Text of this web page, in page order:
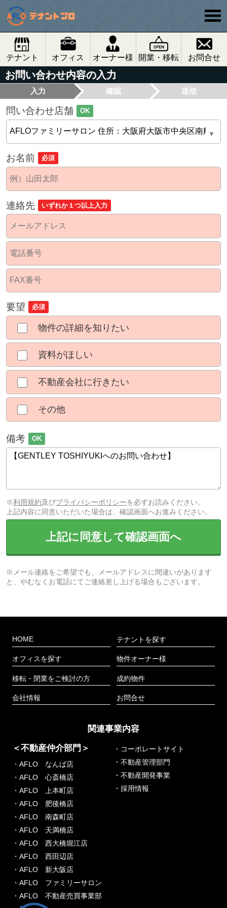
テナント オフィス オーナー様 開業・移転 お問合せ
お問い合わせ内容の入力
入力 確認 送信
問い合わせ店舗 OK
お名前 必須
連絡先 いずれか１つ以上入力
要望 必須
物件の詳細を知りたい
資料がほしい
不動産会社に行きたい
その他
備考 OK
※利用規約及びプライバシーポリシーを必ずお読みください。
上記内容に同意いただいた場合は、確認画面へお進みください。
上記に同意して確認画面へ
※メール連絡をご希望でも、メールアドレスに間違いがあります
と、やむなくお電話にてご連絡差し上げる場合もございます。
HOME
オフィスを探す
移転・閉業をご検討の方
会社情報
テナントを探す
物件オーナー様
成約物件
お問合せ
関連事業内容
＜不動産仲介部門＞
・AFLO なんば店
・AFLO 心斎橋店
・AFLO 上本町店
・AFLO 肥後橋店
・AFLO 南森町店
・AFLO 天満橋店
・AFLO 西大橋堀江店
・AFLO 西田辺店
・AFLO 新大阪店
・AFLO ファミリーサロン
・AFLO 不動産売買事業部
・コーポレートサイト
・不動産管理部門
・不動産開発事業
・採用情報